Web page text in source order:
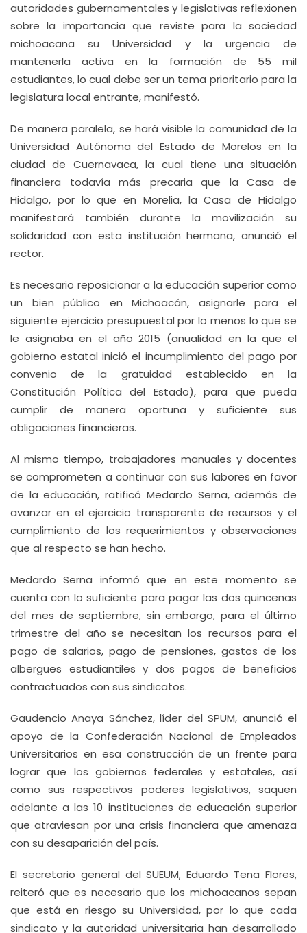
autoridades gubernamentales y legislativas reflexionen
sobre la importancia que reviste para la sociedad
michoacana su Universidad y la urgencia de
mantenerla activa en la formación de 55 mil
estudiantes, lo cual debe ser un tema prioritario para la
legislatura local entrante, manifestó.
De manera paralela, se hará visible la comunidad de la
Universidad Autónoma del Estado de Morelos en la
ciudad de Cuernavaca, la cual tiene una situación
financiera todavía más precaria que la Casa de
Hidalgo, por lo que en Morelia, la Casa de Hidalgo
manifestará también durante la movilización su
solidaridad con esta institución hermana, anunció el
rector.
Es necesario reposicionar a la educación superior como
un bien público en Michoacán, asignarle para el
siguiente ejercicio presupuestal por lo menos lo que se
le asignaba en el año 2015 (anualidad en la que el
gobierno estatal inició el incumplimiento del pago por
convenio de la gratuidad establecido en la
Constitución Política del Estado), para que pueda
cumplir de manera oportuna y suficiente sus
obligaciones financieras.
Al mismo tiempo, trabajadores manuales y docentes
se comprometen a continuar con sus labores en favor
de la educación, ratificó Medardo Serna, además de
avanzar en el ejercicio transparente de recursos y el
cumplimiento de los requerimientos y observaciones
que al respecto se han hecho.
Medardo Serna informó que en este momento se
cuenta con lo suficiente para pagar las dos quincenas
del mes de septiembre, sin embargo, para el último
trimestre del año se necesitan los recursos para el
pago de salarios, pago de pensiones, gastos de los
albergues estudiantiles y dos pagos de beneficios
contractuados con sus sindicatos.
Gaudencio Anaya Sánchez, líder del SPUM, anunció el
apoyo de la Confederación Nacional de Empleados
Universitarios en esa construcción de un frente para
lograr que los gobiernos federales y estatales, así
como sus respectivos poderes legislativos, saquen
adelante a las 10 instituciones de educación superior
que atraviesan por una crisis financiera que amenaza
con su desaparición del país.
El secretario general del SUEUM, Eduardo Tena Flores,
reiteró que es necesario que los michoacanos sepan
que está en riesgo su Universidad, por lo que cada
sindicato y la autoridad universitaria han desarrollado